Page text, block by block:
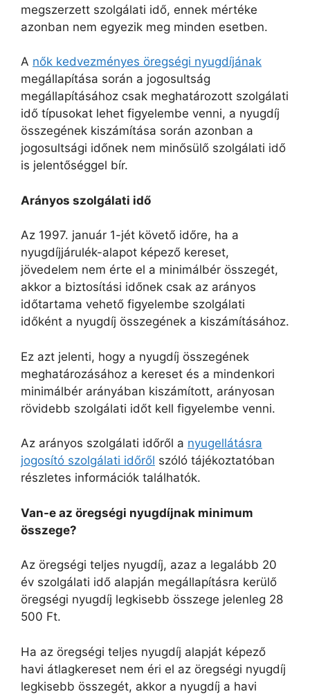
megszerzett szolgálati idő, ennek mértéke
azonban nem egyezik meg minden esetben.
A nők kedvezményes öregségi nyugdíjának
megállapítása során a jogosultság
megállapításához csak meghatározott szolgálati
idő típusokat lehet figyelembe venni, a nyugdíj
összegének kiszámítása során azonban a
jogosultsági időnek nem minősülő szolgálati idő
is jelentőséggel bír.
Arányos szolgálati idő
Az 1997. január 1-jét követő időre, ha a
nyugdíjjárulék-alapot képező kereset,
jövedelem nem érte el a minimálbér összegét,
akkor a biztosítási időnek csak az arányos
időtartama vehető figyelembe szolgálati
időként a nyugdíj összegének a kiszámításához.
Ez azt jelenti, hogy a nyugdíj összegének
meghatározásához a kereset és a mindenkori
minimálbér arányában kiszámított, arányosan
rövidebb szolgálati időt kell figyelembe venni.
Az arányos szolgálati időről a nyugellátásra
jogosító szolgálati időről szóló tájékoztatóban
részletes információk találhatók.
Van-e az öregségi nyugdíjnak minimum
összege?
Az öregségi teljes nyugdíj, azaz a legalább 20
év szolgálati idő alapján megállapításra kerülő
öregségi nyugdíj legkisebb összege jelenleg 28
500 Ft.
Ha az öregségi teljes nyugdíj alapját képező
havi átlagkereset nem éri el az öregségi nyugdíj
legkisebb összegét, akkor a nyugdíj a havi